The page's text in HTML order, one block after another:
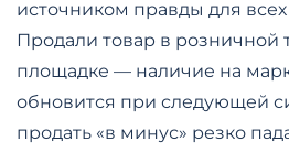
источником правды для
Продали товар в розничной
площадке — наличие на
обновится при следующей
продать «в минус» резко